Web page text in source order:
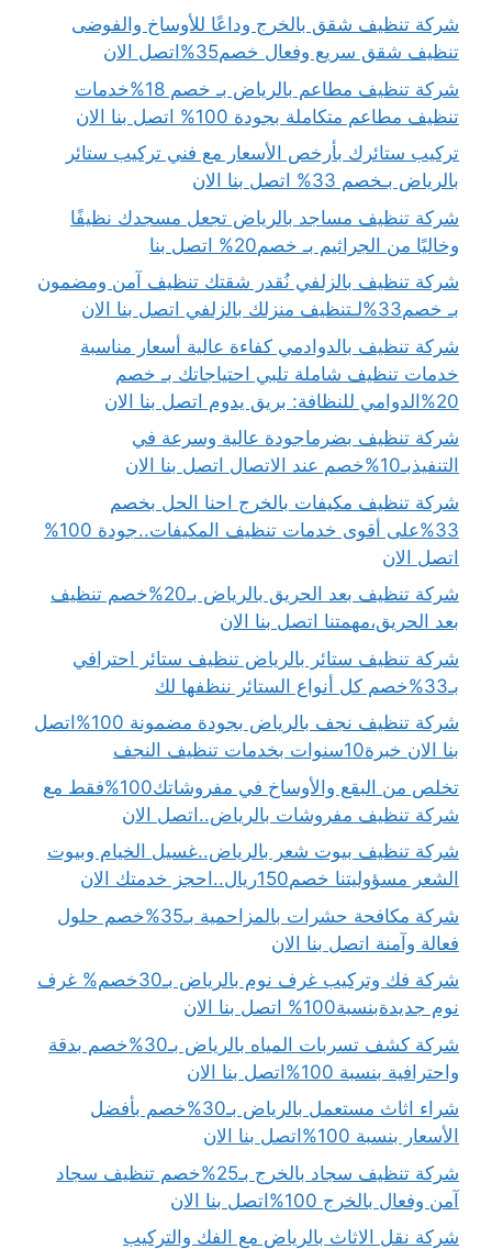
شركة تنظيف شقق بالخرج وداعًا للأوساخ والفوضى
تنظيف شقق سريع وفعال خصم35%اتصل الان
شركة تنظيف مطاعم بالرياض بـ خصم 18%خدمات
تنظيف مطاعم متكاملة بجودة 100% اتصل بنا الان
تركيب ستائرك بأرخص الأسعار مع فني تركيب ستائر
بالرياض بـخصم 33% اتصل بنا الان
شركة تنظيف مساجد بالرياض تجعل مسجدك نظيفًا
وخاليًا من الجراثيم بـ خصم20% اتصل بنا
شركة تنظيف بالزلفي نُقدر شقتك تنظيف آمن ومضمون
بـ خصم33%لـتنظيف منزلك بالزلفي اتصل بنا الان
شركة تنظيف بالدوادمي كفاءة عالية أسعار مناسبة
خدمات تنظيف شاملة تلبي احتياجاتك بـ خصم
20%الدوامي للنظافة: بريق يدوم اتصل بنا الان
شركة تنظيف بضرماجودة عالية وسرعة في
التنفيذبـ10%خصم عند الاتصال اتصل بنا الان
شركة تنظيف مكيفات بالخرج احنا الحل بخصم
33%على أقوى خدمات تنظيف المكيفات..جودة 100%
اتصل الان
شركة تنظيف بعد الحريق بالرياض بـ20%خصم تنظيف
بعد الحريق،مهمتنا اتصل بنا الان
شركة تنظيف ستائر بالرياض تنظيف ستائر احترافي
بـ33%خصم كل أنواع الستائر ننظفها لك
شركة تنظيف نجف بالرياض بجودة مضمونة 100%اتصل
بنا الان خبرة10سنوات بخدمات تنظيف النجف
تخلص من البقع والأوساخ في مفروشاتك100%فقط مع
شركة تنظيف مفروشات بالرياض..اتصل الان
شركة تنظيف بيوت شعر بالرياض..غسيل الخيام وبيوت
الشعر مسؤوليتنا خصم150ريال..احجز خدمتك الان
شركة مكافحة حشرات بالمزاحمية بـ35%خصم حلول
فعالة وآمنة اتصل بنا الان
شركة فك وتركيب غرف نوم بالرياض بـ30خصم% غرف
نوم جديدةبنسبة100% اتصل بنا الان
شركة كشف تسربات المياه بالرياض بـ30%خصم بدقة
واحترافية بنسبة 100%اتصل بنا الان
شراء اثاث مستعمل بالرياض بـ30%خصم بأفضل
الأسعار بنسبة 100%اتصل بنا الان
شركة تنظيف سجاد بالخرج بـ25%خصم تنظيف سجاد
آمن وفعال بالخرج 100%اتصل بنا الان
شركة نقل الاثاث بالرياض مع الفك والتركيب